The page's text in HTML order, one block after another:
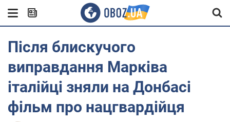
Після блискучого
виправдання Марківа
італійці зняли на Донбасі
фільм про нацгвардійця